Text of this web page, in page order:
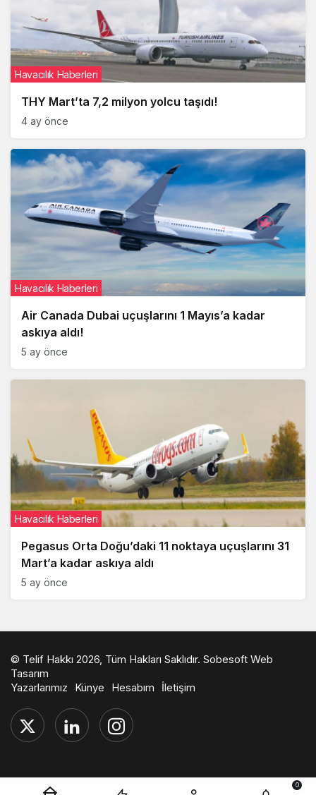
THY Mart’ta 7,2 milyon yolcu taşıdı!
Havacılık Haberleri
4 ay önce
Air Canada Dubai uçuşlarını 1 Mayıs’a kadar
askıya aldı!
Havacılık Haberleri
5 ay önce
Pegasus Orta Doğu’daki 11 noktaya uçuşlarını 31
Mart’a kadar askıya aldı
Havacılık Haberleri
5 ay önce
© Telif Hakkı 2026, Tüm Hakları Saklıdır. Sobesoft Web
Tasarım
Yazarlarımız
Künye Hesabım İletişim
0